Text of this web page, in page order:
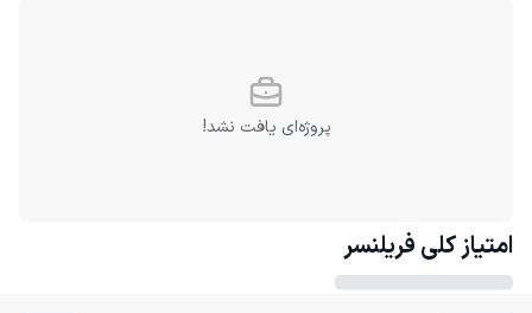
پروژه‌ای یافت نشد!
امتیاز کلی فریلنسر